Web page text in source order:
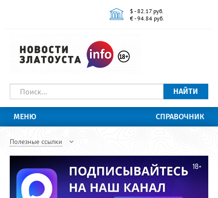
$ - 82.17 руб.
€ - 94.84 руб.
НАЙТИ
МЕНЮ СПРАВОЧНИК
Полезные ссылки